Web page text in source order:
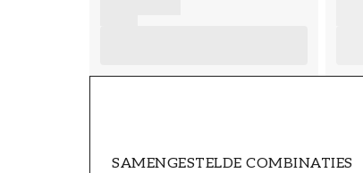
SAMENGESTELDE COMBINATIES